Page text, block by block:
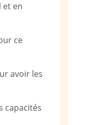
et en
ce
avoir les
capacités